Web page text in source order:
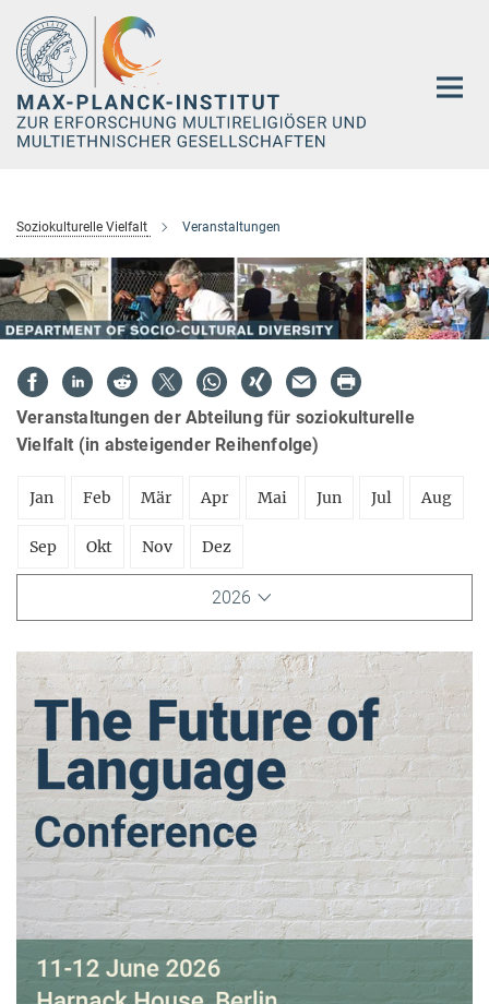
Hauptinhalt
Soziokulturelle Vielfalt Veranstaltungen
Veranstaltungen der Abteilung für soziokulturelle
Vielfalt (in absteigender Reihenfolge)
Jan Feb Mär Apr Mai Jun Jul Aug
Sep Okt Nov Dez
2026